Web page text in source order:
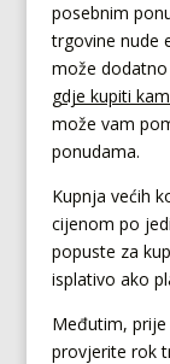
posebnim
trgovine nude
može
gdje kupiti
može vam
ponudama.
Kupnja većih
cijenom po
popuste za
isplativo ako
Međutim,
provjerite rok